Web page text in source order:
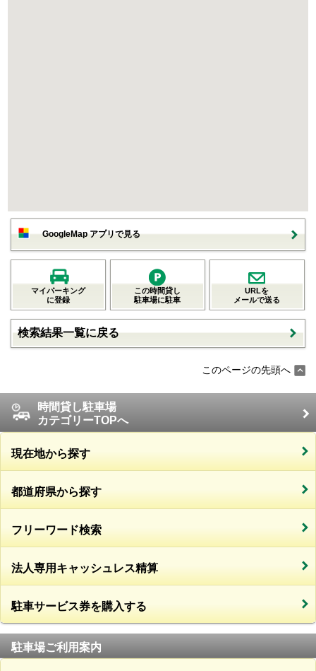
GoogleMap アプリで見る
マイパーキング
に登録
この時間貸し
駐車場に駐車
URLを
メールで送る
検索結果一覧に戻る
このページの先頭へ
時間貸し駐車場
カテゴリーTOPへ
現在地から探す
都道府県から探す
フリーワード検索
法人専用キャッシュレス精算
駐車サービス券を購入する
駐車場ご利用案内